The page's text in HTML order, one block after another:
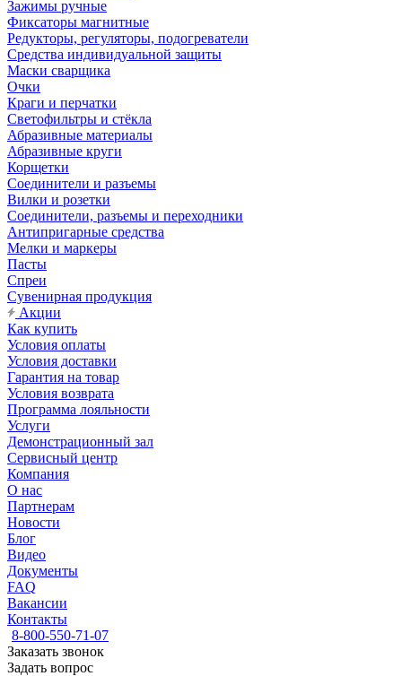
Зажимы ручные
Фиксаторы магнитные
Редукторы, регуляторы, подогреватели
Средства индивидуальной защиты
Маски сварщика
Очки
Краги и перчатки
Светофильтры и стёкла
Абразивные материалы
Абразивные круги
Корщетки
Соединители и разъемы
Вилки и розетки
Соединители, разъемы и переходники
Антипригарные средства
Мелки и маркеры
Пасты
Спреи
Сувенирная продукция
Акции
Как купить
Условия оплаты
Условия доставки
Гарантия на товар
Условия возврата
Программа лояльности
Услуги
Демонстрационный зал
Сервисный центр
Компания
О нас
Партнерам
Новости
Блог
Видео
Документы
FAQ
Вакансии
Контакты
8-800-550-71-07
Заказать звонок
Задать вопрос